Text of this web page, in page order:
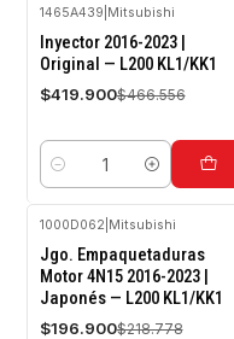
-10%
OFF
1465A439 Mitsubishi
Inyector 2016-2023 |
Original — L200 KL1/KK1
$419.900$466.556
Cantidad
-10%
OFF
Agotado
1000D062 Mitsubishi
Jgo. Empaquetaduras
Motor 4N15 2016-2023 |
Japonés — L200 KL1/KK1
$196.900$218.778